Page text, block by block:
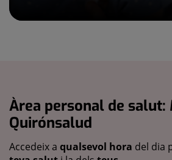
Àrea personal de salut:
Quirónsalud
Accedeix a qualsevol hora del dia